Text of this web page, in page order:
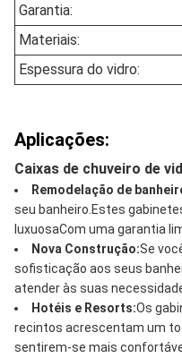
Garantia:
Materiais:
Espessura do vidro:
Aplicações:
Caixas de chuveiro de
Remodelação de
seu banheiro.Estes
luxuosaCom uma garantia
Nova Construção:Se
sofisticação aos seus
atender às suas
Hotéis e Resorts:Os
recintos acrescentam um
sentirem-se mais